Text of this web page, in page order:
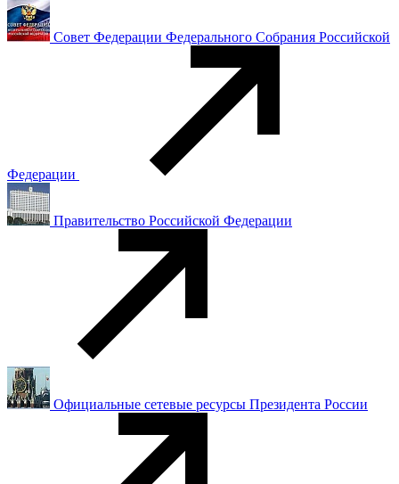
Совет Федерации Федерального Собрания Российской
Федерации
Правительство Российской Федерации
Официальные сетевые ресурсы Президента России